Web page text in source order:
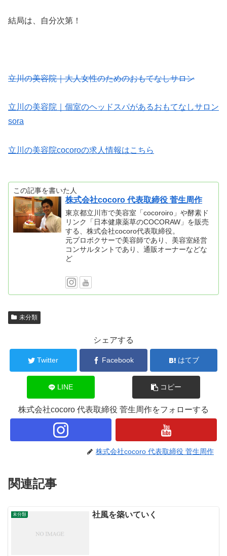
結局は、自分次第！
立川の美容院｜大人女性のためのおもてなしサロン
立川の美容院｜個室のヘッドスパがあるおもてなしサロン
sora
立川の美容院cocoroの求人情報はこちら
この記事を書いた人
株式会社cocoro 代表取締役 菅生周作
東京都立川市で美容室「cocoroiro」や酵素ド
リンク「日本健康薬草のCOCORAW」を販売
する、株式会社cocoro代表取締役。
元プロボクサーで美容師であり、美容室経営
コンサルタントであり、通販オーナーなどな
ど
未分類
シェアする
Twitter Facebook はてブ
LINE コピー
株式会社cocoro 代表取締役 菅生周作をフォローする
株式会社cocoro 代表取締役 菅生周作
関連記事
未分類 社風を築いていく